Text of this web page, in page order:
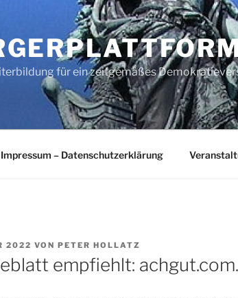
für ein zeitgemäßes
Impressum – Datenschutzerklärung
2022 VON PETER HOLLATZ
empfiehlt: